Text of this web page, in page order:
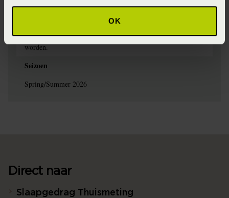
OK
dekbedovertrek kunt genieten. Het dekbedovertrek kan op
lage temperatuur gedroogd worden in de droger. Haal het
direct uit zodat het zo min mogelijk kreukt en je niet hoeft te
strijken. Indien nodig kan het op hoge temperatuur gestreken
worden.
Seizoen
Spring/Summer 2026
Direct naar
Slaapgedrag Thuismeting